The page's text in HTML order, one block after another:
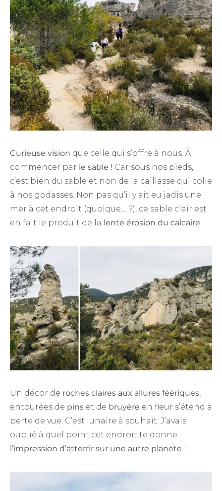
Curieuse vision que celle qui s’offre à nous. À
commencer par le sable ! Car sous nos pieds,
c’est bien du sable et non de la caillasse qui colle
à nos godasses. Non pas qu’il y ait eu jadis une
mer à cet endroit (quoique… ?), ce sable clair est
en fait le produit de la lente érosion du calcaire.
Un décor de roches claires aux allures féériques,
entourées de pins et de bruyère en fleur s’étend à
perte de vue. C’est lunaire à souhait. J’avais
oublié à quel point cet endroit te donne
l’impression d’atterrir sur une autre planète !